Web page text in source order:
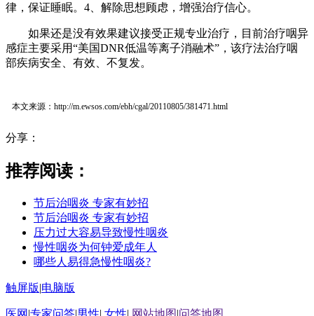
律，保证睡眠。4、解除思想顾虑，增强治疗信心。
如果还是没有效果建议接受正规专业治疗，目前治疗咽异
感症主要采用“美国DNR低温等离子消融术”，该疗法治疗咽
部疾病安全、有效、不复发。
本文来源：http://m.ewsos.com/ebh/cgal/20110805/381471.html
分享：
推荐阅读：
节后治咽炎 专家有妙招
节后治咽炎 专家有妙招
压力过大容易导致慢性咽炎
慢性咽炎为何钟爱成年人
哪些人易得急慢性咽炎?
触屏版|电脑版